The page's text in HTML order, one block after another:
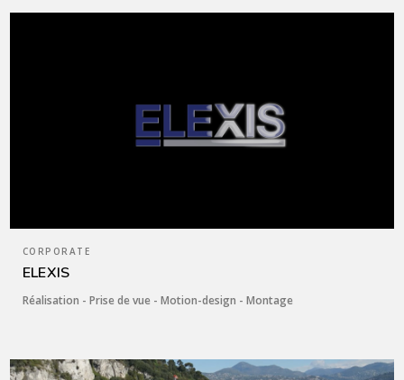
CORPORATE
ELEXIS
Réalisation - Prise de vue - Motion-design - Montage